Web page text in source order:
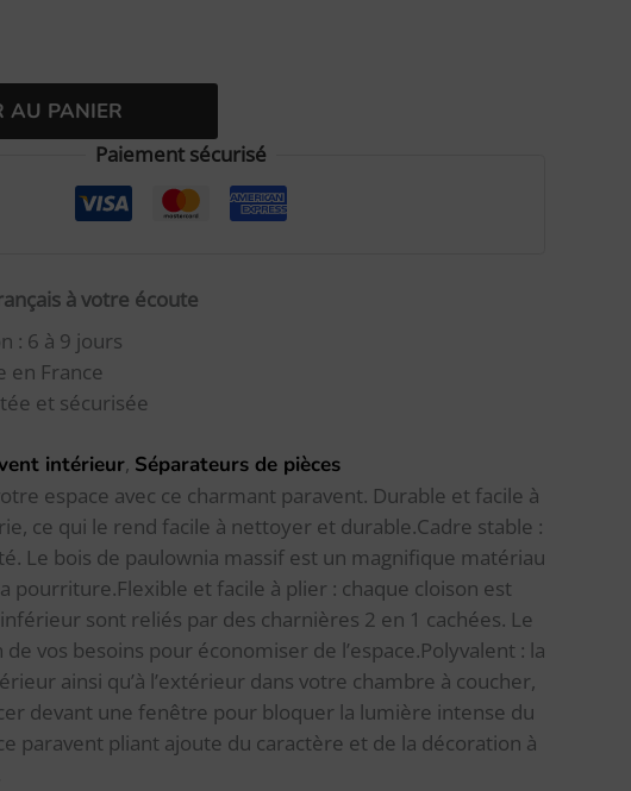
AU PANIER
Paiement sécurisé
à votre écoute
: 6 à 9 jours
en France
et sécurisée
intérieur, Séparateurs de pièces
espace avec ce charmant paravent. Durable et facile à
ce qui le rend facile à nettoyer et durable.Cadre stable :
Le bois de paulownia massif est un magnifique matériau
pourriture.Flexible et facile à plier : chaque cloison est
sont reliés par des charnières 2 en 1 cachées. Le
vos besoins pour économiser de l’espace.Polyvalent : la
ainsi qu’à l’extérieur dans votre chambre à coucher,
devant une fenêtre pour bloquer la lumière intense du
paravent pliant ajoute du caractère et de la décoration à